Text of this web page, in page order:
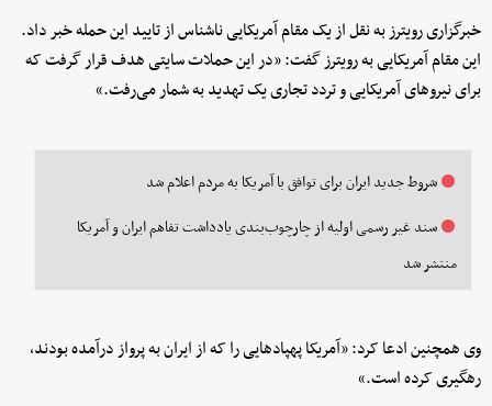
خبرگزاری رویترز به نقل از یک مقام آمریکایی ناشناس از تایید این حمله خبر داد.
این مقام آمریکایی به رویترز گفت: «در این حملات سایتی هدف قرار گرفت که
برای نیروهای آمریکایی و تردد تجاری یک تهدید به شمار می‌رفت.»
شروط جدید ایران برای توافق با آمریکا به مردم اعلام شد
سند غیر رسمی اولیه از چارچوب‌بندی یادداشت تفاهم ایران و آمریکا
منتشر شد
وی همچنین ادعا کرد: «آمریکا پهپادهایی را که از ایران به پرواز درآمده بودند،
رهگیری کرده است.»